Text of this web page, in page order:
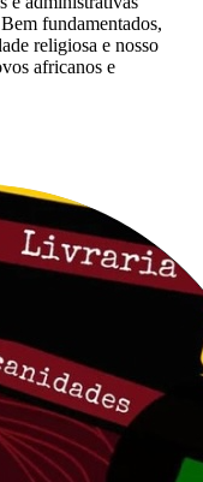
fundamentados,
religiosa e nosso
africanos e